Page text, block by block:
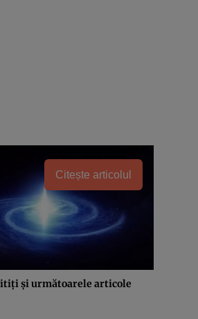
Citește articolul
şi următoarele articole